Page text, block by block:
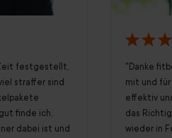
Zeit festgestellt,
straffer sind
finde ich,
dabei ist und
"Danke
mit und für
effektiv
das
wieder in